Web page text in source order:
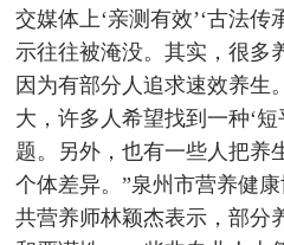
交媒体上‘亲测有效’‘古法
示往往被淹没。其实，很多
因为有部分人追求速效养生
大，许多人希望找到一种‘
题。另外，也有一些人把养
个体差异。”泉州市营养健
共营养师林颖杰表示，部分